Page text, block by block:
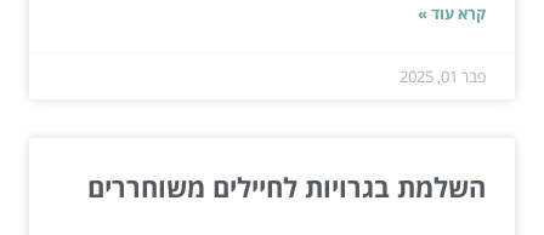
קרא עוד »
פבר 01, 2025
השלמת בגרויות לחיילים משוחררים